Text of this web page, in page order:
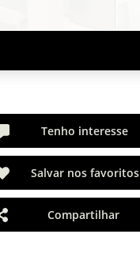
Tenho interesse
Salvar nos favoritos
Compartilhar